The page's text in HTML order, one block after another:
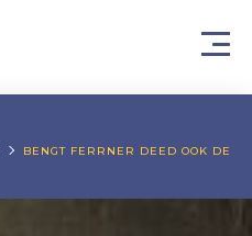
BENGT FERRNER DEED OOK DE